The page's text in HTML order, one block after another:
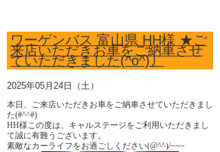
ワーゲンバス 富山県 HH様 ★ご
来店いただきお車をご納車させ
ていただきました(^o^)丿
2025年05月24日（土）
本日、ご来店いただきお車をご納車させていただきまし
た(#^^#)
HH様この度は、キャルステージをご利用いただきまし
て誠に有難うございます。
素敵なカーライフをお過ごしください(@^^)/~~~